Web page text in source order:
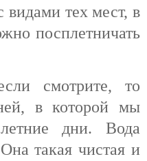
видами тех мест, в
посплетничать
смотрите, то
в которой мы
дни. Вода
такая чистая и